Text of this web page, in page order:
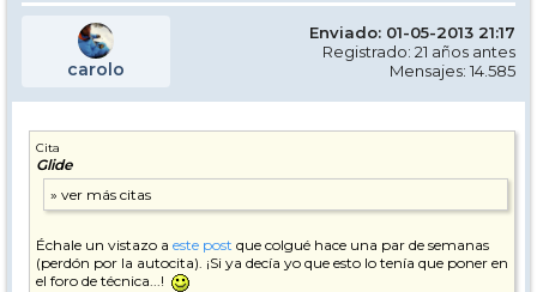
carolo
Enviado: 01-05-2013 21:17
Registrado: 21 años antes
Mensajes: 14.585
Cita
Glide
Échale un vistazo a este post que colgué hace una par de semanas
(perdón por la autocita). ¡Si ya decía yo que esto lo tenía que poner en
el foro de técnica...!